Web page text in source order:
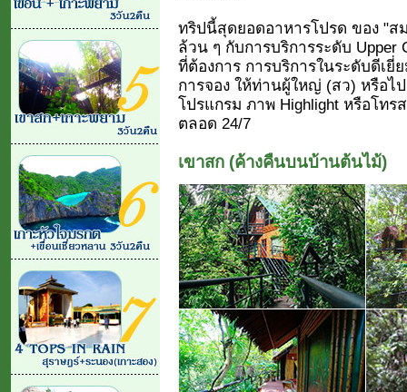
ทริปนี้สุดยอดอาหารโปรด ของ "ส
ล้วน ๆ กับการบริการระดับ Upper
ที่ต้องการ การบริการในระดับดีเยี่
การจอง ให้ท่านผู้ใหญ่ (สว) หรือไ
โปรแกรม ภาพ Highlight หรือโทร
ตลอด 24/7
เขาสก (ค้างคืนบนบ้านต้นไม้)